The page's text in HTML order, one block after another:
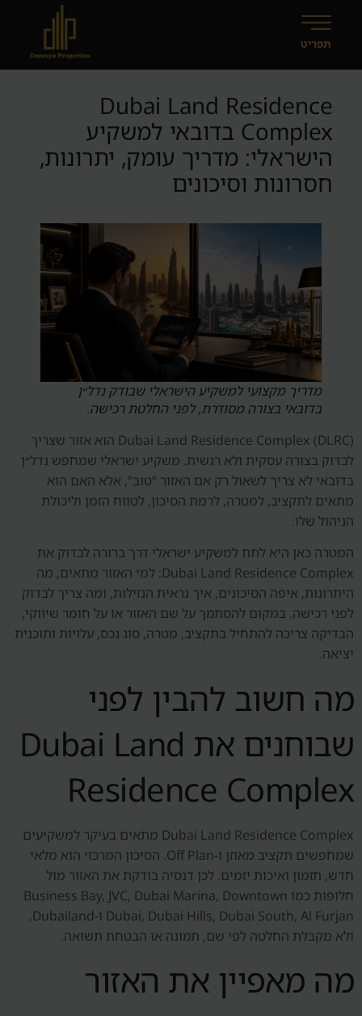
Dubai Land Residence
Complex בדובאי למשקיע
הישראלי: מדריך עומק, יתרונות,
חסרונות וסיכונים
מדריך מקצועי למשקיע הישראלי שבודק נדל״ן
בדובאי בצורה מסודרת, לפני החלטת רכישה.
Dubai Land Residence Complex (DLRC) הוא אזור שצריך
לבדוק בצורה עסקית ולא רגשית. משקיע ישראלי שמחפש נדל״ן
בדובאי לא צריך לשאול רק אם האזור “טוב”, אלא האם הוא
מתאים לתקציב, למטרה, לרמת הסיכון, לטווח הזמן וליכולת
הניהול שלו.
המטרה כאן היא לתת למשקיע ישראלי דרך ברורה לבדוק את
Dubai Land Residence Complex: למי האזור מתאים, מה
היתרונות, איפה הסיכונים, איך נראית הנזילות, ומה צריך לבדוק
לפני רכישה. במקום להסתמך על שם האזור או על חומר שיווקי,
הבדיקה צריכה להתחיל בתקציב, מטרה, סוג נכס, עלויות ותוכנית
יציאה.
מה חשוב להבין לפני
שבוחנים את Dubai Land
Residence Complex
Dubai Land Residence Complex מתאים בעיקר למשקיעים
שמחפשים תקציב מאוזן ו-Off Plan. הסיכון המרכזי הוא מלאי
חדש, תזמון ואיכות יזמים. לכן דנסיה בודקת את האזור מול
חלופות כמו Business Bay, JVC, Dubai Marina, Downtown
Dubai, Dubai Hills, Dubai South, Al Furjan ו-Dubailand,
ולא מקבלת החלטה לפי שם, תמונה או הבטחת תשואה.
מה מאפיין את האזור